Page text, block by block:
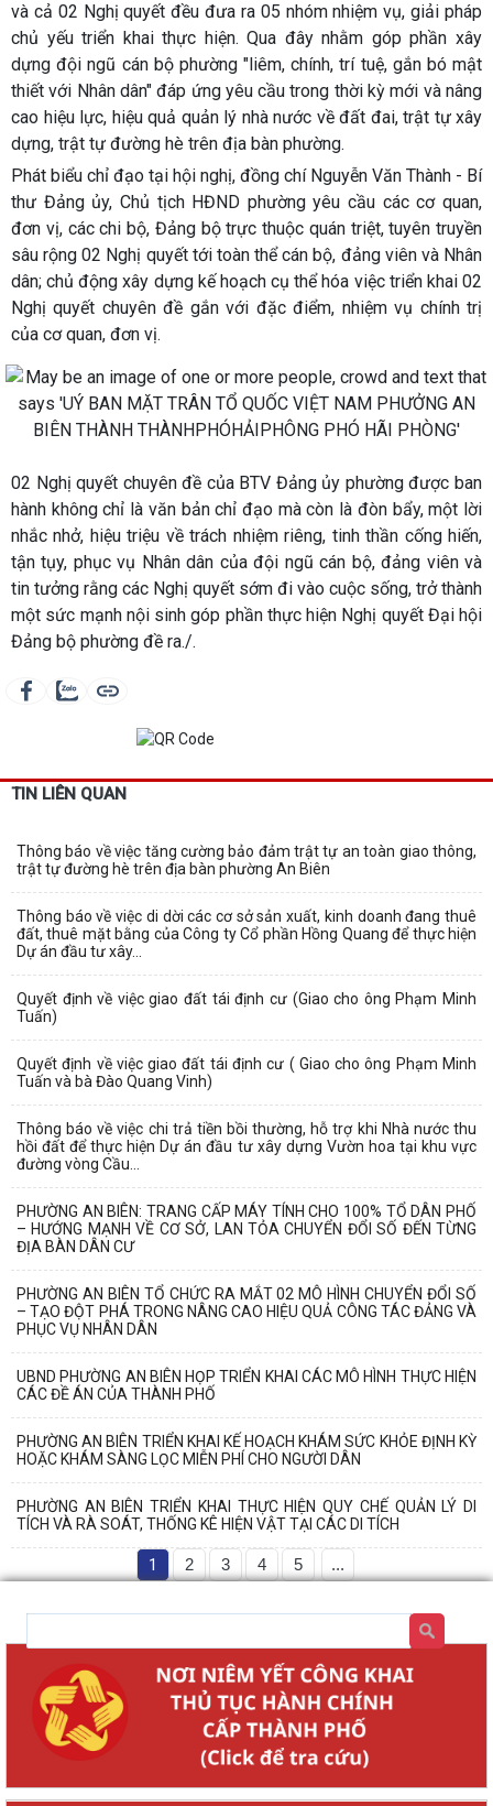
và cả 02 Nghị quyết đều đưa ra 05 nhóm nhiệm vụ, giải pháp
chủ yếu triển khai thực hiện. Qua đây nhằm góp phần xây
dựng đội ngũ cán bộ phường "liêm, chính, trí tuệ, gắn bó mật
thiết với Nhân dân" đáp ứng yêu cầu trong thời kỳ mới và nâng
cao hiệu lực, hiệu quả quản lý nhà nước về đất đai, trật tự xây
dựng, trật tự đường hè trên địa bàn phường.
Phát biểu chỉ đạo tại hội nghị, đồng chí Nguyễn Văn Thành - Bí
thư Đảng ủy, Chủ tịch HĐND phường yêu cầu các cơ quan,
đơn vị, các chi bộ, Đảng bộ trực thuộc quán triệt, tuyên truyền
sâu rộng 02 Nghị quyết tới toàn thể cán bộ, đảng viên và Nhân
dân; chủ động xây dựng kế hoạch cụ thể hóa việc triển khai 02
Nghị quyết chuyên đề gắn với đặc điểm, nhiệm vụ chính trị
của cơ quan, đơn vị.
02 Nghị quyết chuyên đề của BTV Đảng ủy phường được ban
hành không chỉ là văn bản chỉ đạo mà còn là đòn bẩy, một lời
nhắc nhở, hiệu triệu về trách nhiệm riêng, tinh thần cống hiến,
tận tụy, phục vụ Nhân dân của đội ngũ cán bộ, đảng viên và
tin tưởng rằng các Nghị quyết sớm đi vào cuộc sống, trở thành
một sức mạnh nội sinh góp phần thực hiện Nghị quyết Đại hội
Đảng bộ phường đề ra./.
TIN LIÊN QUAN
Thông báo về việc tăng cường bảo đảm trật tự an toàn giao thông,
trật tự đường hè trên địa bàn phường An Biên
Thông báo về việc di dời các cơ sở sản xuất, kinh doanh đang thuê
đất, thuê mặt bằng của Công ty Cổ phần Hồng Quang để thực hiện
Dự án đầu tư xây...
Quyết định về việc giao đất tái định cư (Giao cho ông Phạm Minh
Tuấn)
Quyết định về việc giao đất tái định cư ( Giao cho ông Phạm Minh
Tuấn và bà Đào Quang Vinh)
Thông báo về việc chi trả tiền bồi thường, hỗ trợ khi Nhà nước thu
hồi đất để thực hiện Dự án đầu tư xây dựng Vườn hoa tại khu vực
đường vòng Cầu...
PHƯỜNG AN BIÊN: TRANG CẤP MÁY TÍNH CHO 100% TỔ DÂN PHỐ
– HƯỚNG MẠNH VỀ CƠ SỞ, LAN TỎA CHUYỂN ĐỔI SỐ ĐẾN TỪNG
ĐỊA BÀN DÂN CƯ
PHƯỜNG AN BIÊN TỔ CHỨC RA MẮT 02 MÔ HÌNH CHUYỂN ĐỔI SỐ
– TẠO ĐỘT PHÁ TRONG NÂNG CAO HIỆU QUẢ CÔNG TÁC ĐẢNG VÀ
PHỤC VỤ NHÂN DÂN
UBND PHƯỜNG AN BIÊN HỌP TRIỂN KHAI CÁC MÔ HÌNH THỰC HIỆN
CÁC ĐỀ ÁN CỦA THÀNH PHỐ
PHƯỜNG AN BIÊN TRIỂN KHAI KẾ HOẠCH KHÁM SỨC KHỎE ĐỊNH KỲ
HOẶC KHÁM SÀNG LỌC MIỄN PHÍ CHO NGƯỜI DÂN
PHƯỜNG AN BIÊN TRIỂN KHAI THỰC HIỆN QUY CHẾ QUẢN LÝ DI
TÍCH VÀ RÀ SOÁT, THỐNG KÊ HIỆN VẬT TẠI CÁC DI TÍCH
1 2 3 4 5 ...